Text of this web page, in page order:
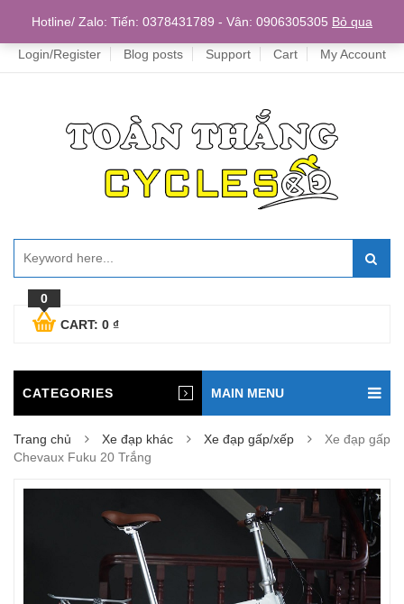
Home
Login/Register Blog posts Support Cart My Account
0
CART: 0 ₫
CATEGORIES MAIN MENU
Trang chủ Xe đạp khác Xe đạp gấp/xếp
Xe đạp gấp
Chevaux Fuku 20 Trắng
Hotline/ Zalo: Tiến: 0378431789 - Vân: 0906305305 Bỏ qua